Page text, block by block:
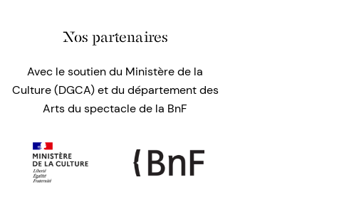
Nos partenaires
Avec le soutien du Ministère de la
Culture (DGCA) et du département des
Arts du spectacle de la BnF